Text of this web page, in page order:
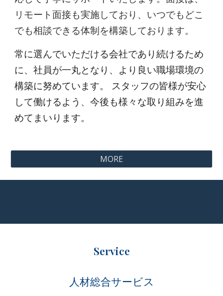
リモート面接も実施しており、いつでもどこ
でも相談できる体制を構築しております。
常に選んでいただける会社であり続けるため
に、社員が一丸となり、より良い職場環境の
構築に努めています。 スタッフの皆様が安心
して働けるよう、今後も様々な取り組みを進
めてまいります。
MORE
Service
人材総合サービス